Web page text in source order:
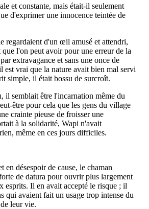
et constante, mais était-il seulement
d'exprimer une innocence teintée de
regardaient d'un œil amusé et attendri,
l'on peut avoir pour une erreur de la
extravagance et sans une once de
est vrai que la nature avait bien mal servi
simple, il était bossu de surcroît.
il semblait être l'incarnation même du
être pour cela que les gens du village
crainte pieuse de froisser une
à la solidarité, Wapi n'avait
même en ces jours difficiles.
en désespoir de cause, le chaman
de datura pour ouvrir plus largement
esprits. Il en avait accepté le risque ; il
qui avaient fait un usage trop intense du
leur vie.